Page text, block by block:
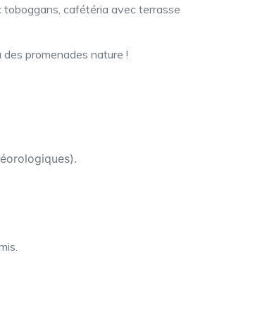
cafétéria avec terrasse
des promenades nature !